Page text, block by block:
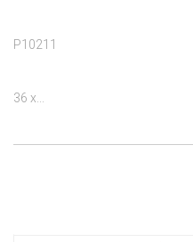
P10211
36 x...